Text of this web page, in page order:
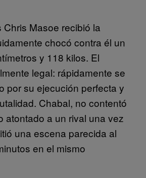
Masoe recibió la
chocó contra él un
y 118 kilos. El
legal: rápidamente se
por su ejecución perfecta y
Chabal, no contentó
atontado a un rival una vez
una escena parecida al
en el mismo